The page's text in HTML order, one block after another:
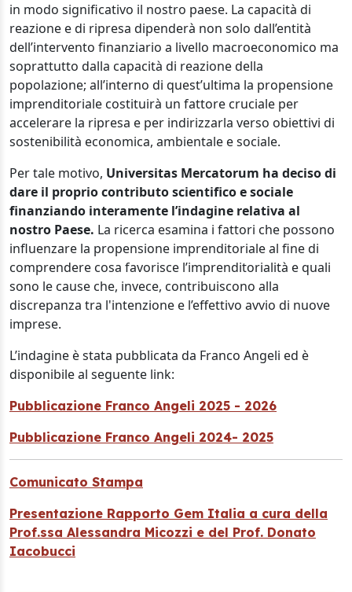
in modo significativo il nostro paese. La capacità di
reazione e di ripresa dipenderà non solo dall’entità
dell’intervento finanziario a livello macroeconomico ma
soprattutto dalla capacità di reazione della
popolazione; all’interno di quest’ultima la propensione
imprenditoriale costituirà un fattore cruciale per
accelerare la ripresa e per indirizzarla verso obiettivi di
sostenibilità economica, ambientale e sociale.
Per tale motivo, Universitas Mercatorum ha deciso di
dare il proprio contributo scientifico e sociale
finanziando interamente l’indagine relativa al
nostro Paese. La ricerca esamina i fattori che possono
influenzare la propensione imprenditoriale al fine di
comprendere cosa favorisce l’imprenditorialità e quali
sono le cause che, invece, contribuiscono alla
discrepanza tra l'intenzione e l’effettivo avvio di nuove
imprese.
L’indagine è stata pubblicata da Franco Angeli ed è
disponibile al seguente link:
Pubblicazione Franco Angeli 2025 - 2026
Pubblicazione Franco Angeli 2024- 2025
Comunicato Stampa
Presentazione Rapporto Gem Italia a cura della
Prof.ssa Alessandra Micozzi e del Prof. Donato
Iacobucci